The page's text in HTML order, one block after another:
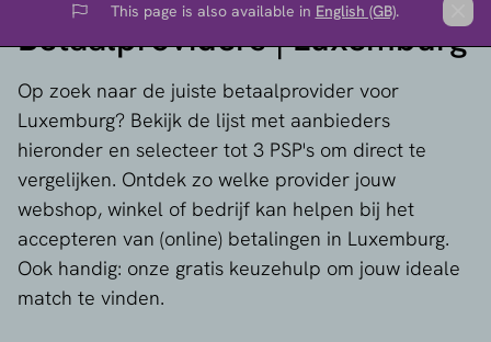
Flag This page is also available in English (GB).
Betaalproviders | Luxemburg
Op zoek naar de juiste betaalprovider voor
Luxemburg? Bekijk de lijst met aanbieders
hieronder en selecteer tot 3 PSP's om direct te
vergelijken. Ontdek zo welke provider jouw
webshop, winkel of bedrijf kan helpen bij het
accepteren van (online) betalingen in Luxemburg.
Ook handig: onze gratis keuzehulp om jouw ideale
match te vinden.